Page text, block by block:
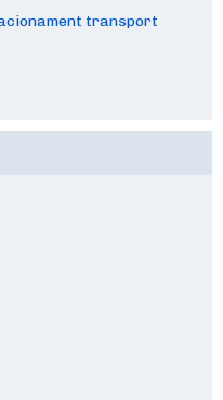
transport